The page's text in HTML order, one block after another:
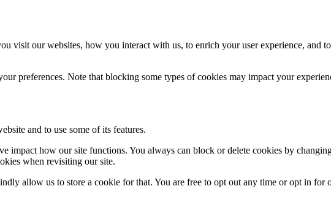
visit our websites, how you interact with us, to enrich your user experience, and
preferences. Note that blocking some types of cookies may impact your
and to use some of its features.
impact how our site functions. You always can block or delete cookies by
when revisiting our site.
allow us to store a cookie for that. You are free to opt out any time or opt in for